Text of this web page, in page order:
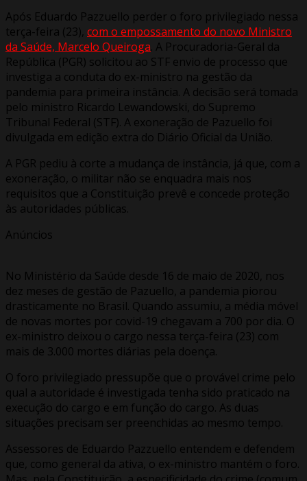
Após Eduardo Pazzuello perder o foro privilegiado nessa
terça-feira (23), com o empossamento do novo Ministro
da Saúde, Marcelo Queiroga. A Procuradoria-Geral da
República (PGR) solicitou ao STF envio de processo que
investiga a conduta do ex-ministro na gestão da
pandemia para primeira instância. A decisão será tomada
pelo ministro Ricardo Lewandowski, do Supremo
Tribunal Federal (STF). A exoneração de Pazuello foi
divulgada em edição extra do Diário Oficial da União.
A PGR pediu à corte a mudança de instância, já que, com a
exoneração, o militar não se enquadra mais nos
requisitos que a Constituição prevê e concede proteção
às autoridades públicas.
Anúncios
No Ministério da Saúde desde 16 de maio de 2020, nos
dez meses de gestão de Pazuello, a pandemia piorou
drasticamente no Brasil. Quando assumiu, a média móvel
de novas mortes por covid-19 chegavam a 700 por dia. O
ex-ministro deixou o cargo nessa terça-feira (23) com
mais de 3.000 mortes diárias pela doença.
O foro privilegiado pressupõe que o provável crime pelo
qual a autoridade é investigada tenha sido praticado na
execução do cargo e em função do cargo. As duas
situações precisam ser preenchidas ao mesmo tempo.
Assessores de Eduardo Pazzuello entendem e defendem
que, como general da ativa, o ex-ministro mantém o foro.